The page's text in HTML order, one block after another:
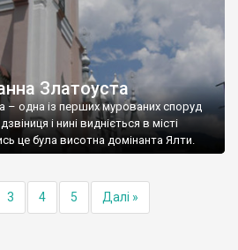
Златоуста
– одна із перших мурованих споруд
і нині видніється в місті
це була висотна домінанта Ялти.
3 4 5 Далі »